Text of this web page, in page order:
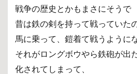
戦争の歴史とかもまさにそうで
昔は鉄の剣を持って戦っていたの
馬に乗って、鎧着て戦うように
それがロングボウやら鉄砲が出
化されてしまって、